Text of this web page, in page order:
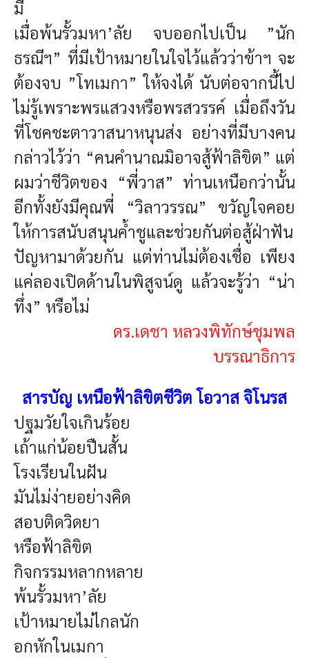
มี
เมื่อพ้นรั้วมหา’ลัย จบออกไปเป็น ”นัก
ธรณีฯ” ที่มีเป้าหมายในใจไว้แล้วว่าข้าฯ จะ
ต้องจบ ”โทเมกา” ให้จงได้ นับต่อจากนี้ไป
ไม่รู้เพราะพรแสวงหรือพรสวรรค์ เมื่อถึงวัน
ที่โชคชะตาวาสนาหนุนส่ง อย่างที่มีบางคน
กล่าวไว้ว่า “คนคำนาณมิอาจสู้ฟ้าลิขิต” แต่
ผมว่าชีวิตของ “พี่วาส” ท่านเหนือกว่านั้น
อีกทั้งยังมีคุณพี่ “วิลาวรรณ” ขวัญใจคอย
ให้การสนับสนุนค้ำชูและช่วยกันต่อสู้ฝ่าฟัน
ปัญหามาด้วยกัน แต่ท่านไม่ต้องเชื่อ เพียง
แค่ลองเปิดด้านในพิสูจน์ดู แล้วจะรู้ว่า “น่า
ทึ่ง” หรือไม่
ดร.เดชา หลวงพิทักษ์ชุมพล
บรรณาธิการ
สารบัญ เหนือฟ้าลิขิตชีวิต โอวาส จิโนรส
ปฐมวัยใจเกินร้อย
เถ้าแก่น้อยปืนสั้น
โรงเรียนในฝัน
มันไม่ง่ายอย่างคิด
สอบติดวิดยา
หรือฟ้าลิขิต
กิจกรรมหลากหลาย
พ้นรั้วมหา’ลัย
เป้าหมายไม่ไกลนัก
อกหักในเมกา